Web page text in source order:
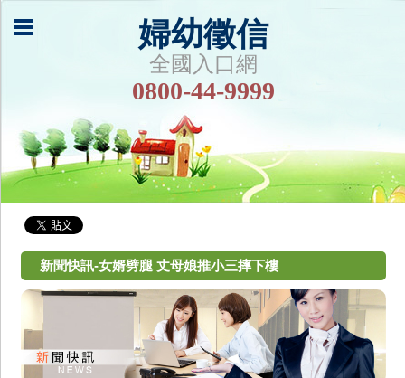
婦幼徵信
全國入口網
0800-44-9999
新聞快訊-女婿劈腿 丈母娘推小三摔下樓